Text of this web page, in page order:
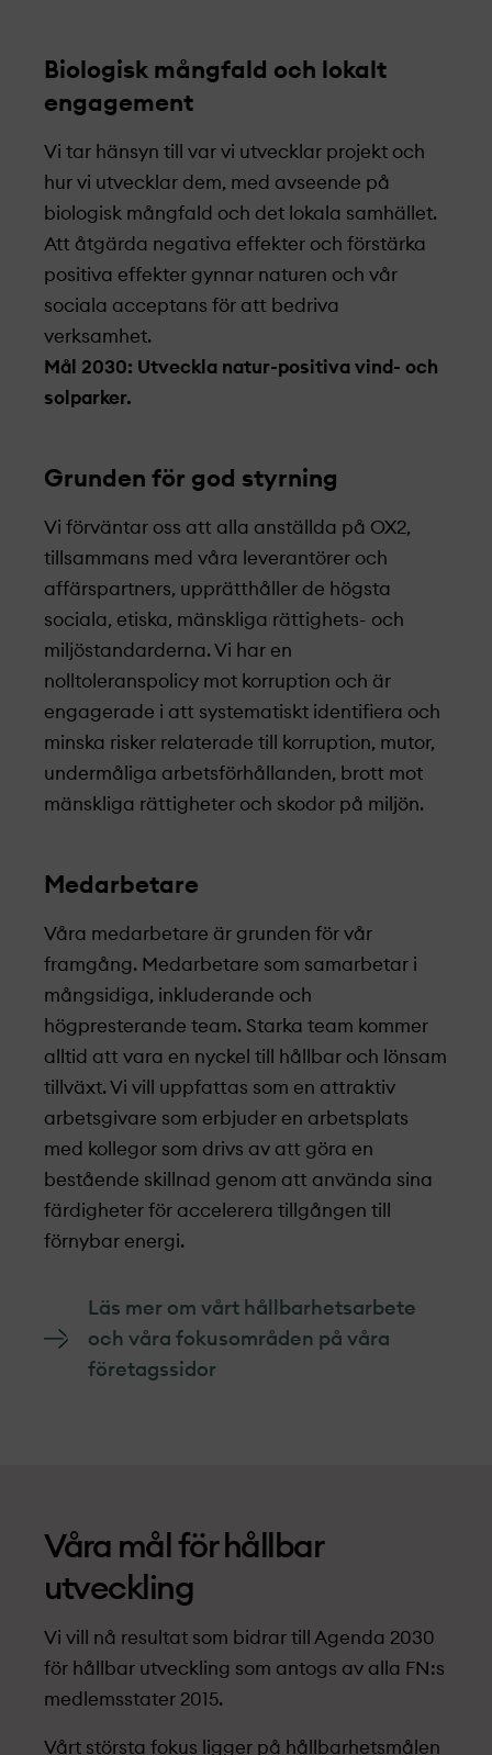
Biologisk mångfald och lokalt
engagement
Vi tar hänsyn till var vi utvecklar projekt­ och
hur vi utvecklar dem, med avseende på
biologisk mångfald och det lokala samhället.
Att åtgärda negativa effekter och förstärka
positiva effekter gynnar naturen och vår
sociala acceptans för att bedriva
verksamhet.
Mål 2030: Utveckla natur-positiva vind- och
solparker.
Grunden för god styrning
Vi förväntar oss att alla anställda på OX2,
tillsammans med våra leverantörer och
affärspartners, upprätthåller de högsta
sociala, etiska, mänskliga rättighets- och
miljöstandarderna. Vi har en
nolltoleranspolicy mot korruption och är
engagerade i att systematiskt identifiera och
minska risker relaterade till korruption, mutor,
undermåliga arbetsförhållanden, brott mot
mänskliga rättigheter och skodor på miljön.
Medarbetare
Våra medarbetare är grunden för vår
framgång. Medarbetare som samarbetar i
mångsidiga, inkluderande och
högpresterande team. Starka team kommer
alltid att vara en nyckel till hållbar och lönsam
tillväxt. Vi vill uppfattas som en attraktiv
arbetsgivare som erbjuder en arbetsplats
med kollegor som drivs av att göra en
bestående skillnad genom att använda sina
färdigheter för accelerera tillgången till
förnybar energi.
Läs mer om vårt hållbarhets­arbete
och våra fokusområden på våra
företagssidor
Våra mål för hållbar
utveckling
Vi vill nå resultat som bidrar till Agenda 2030
för hållbar utveckling som antogs av alla FN:s
medlemsstater 2015.
Vårt största fokus ligger på hållbarhets­målen